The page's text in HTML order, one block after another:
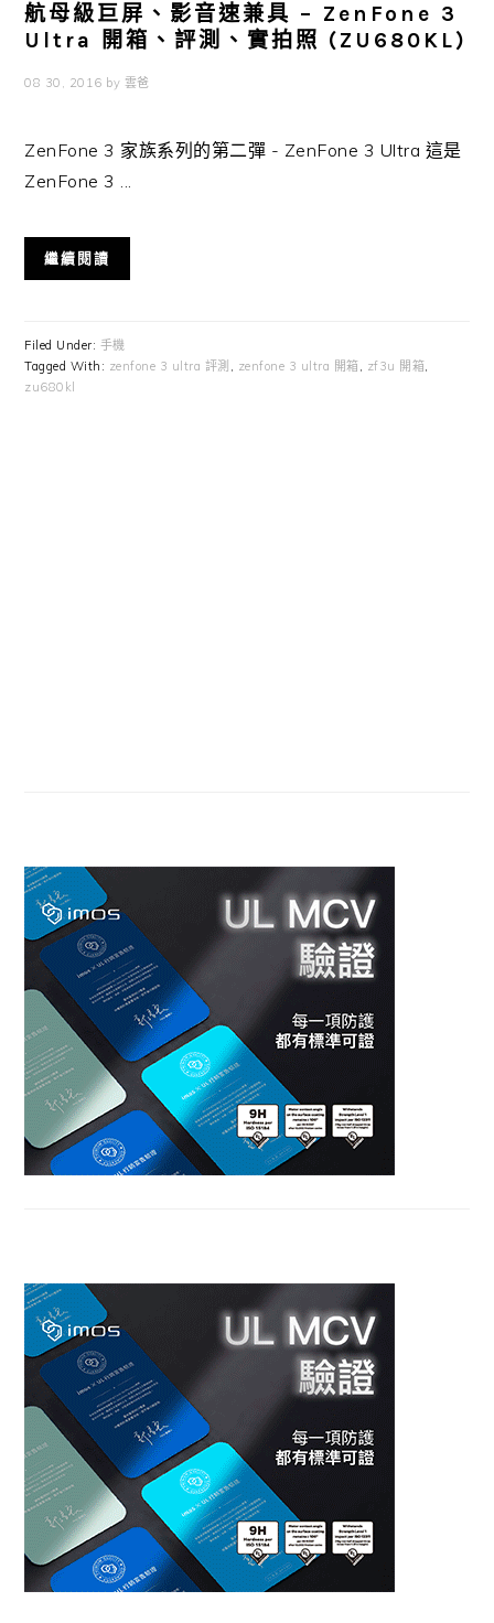
航母級巨屏、影音速兼具 – ZenFone 3
Ultra 開箱、評測、實拍照 (ZU680KL)
08 30, 2016 by 雲爸
ZenFone 3 家族系列的第二彈 - ZenFone 3 Ultra 這是
ZenFone 3 ...
繼續閱讀
Filed Under: 手機
Tagged With: zenfone 3 ultra 評測 , zenfone 3 ultra 開箱, zf3u 開箱,
zu680kl